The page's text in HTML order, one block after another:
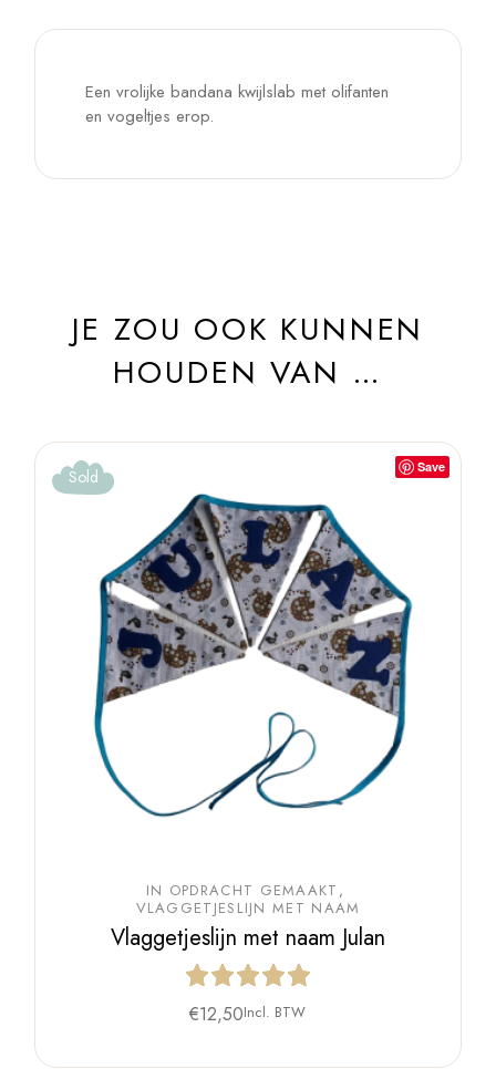
Een vrolijke bandana kwijlslab met olifanten
en vogeltjes erop.
JE ZOU OOK KUNNEN
HOUDEN VAN …
Save
Sold
IN OPDRACHT GEMAAKT
VLAGGETJESLIJN MET NAAM
Vlaggetjeslijn met naam Julan
€12,50Incl. BTW